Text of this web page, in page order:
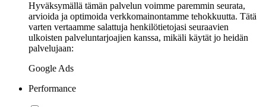
Hyväksymällä tämän palvelun voimme paremmin seurata,
arvioida ja optimoida verkkomainontamme tehokkuutta. Tätä
varten vertaamme salattuja henkilötietojasi seuraavien
ulkoisten palveluntarjoajien kanssa, mikäli käytät jo heidän
palvelujaan:
Google Ads
Performance